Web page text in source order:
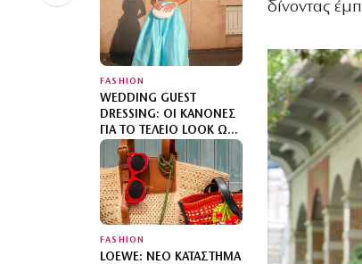
FASHION
WEDDING GUEST
DRESSING: ΟΙ ΚΑΝΌΝΕΣ
ΓΙΑ ΤΟ ΤΈΛΕΙΟ LOOK ΩΣ
ΚΑΛΕΣΜΈΝΗ ΣΕ ΓΆΜΟ
FASHION
LOEWE: ΝΈΟ ΚΑΤΆΣΤΗΜΑ
δίνοντας